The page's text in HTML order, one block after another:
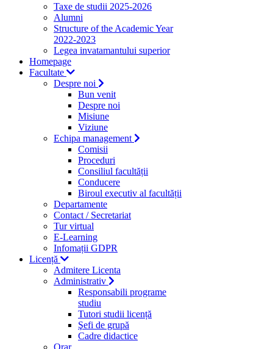
Taxe de studii 2025-2026
Alumni
Structure of the Academic Year
2022-2023
Legea invatamantului superior
Homepage
Facultate
Despre noi
Bun venit
Despre noi
Misiune
Viziune
Echipa management
Comisii
Proceduri
Consiliul facultății
Conducere
Biroul executiv al facultății
Departamente
Contact / Secretariat
Tur virtual
E-Learning
Infomații GDPR
Licență
Admitere Licenta
Administrativ
Responsabili programe
studiu
Tutori studii licență
Şefi de grupă
Cadre didactice
Orar